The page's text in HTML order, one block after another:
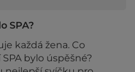
SPA?
každá žena. Co
bylo úspěšné?